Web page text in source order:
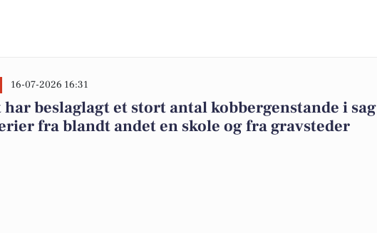
16-07-2026 16:31
beslaglagt et stort antal kobbergenstande i sag
fra blandt andet en skole og fra gravsteder